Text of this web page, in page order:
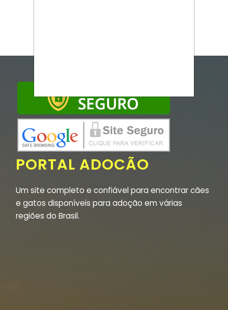
PORTAL ADOCÃO
Um site completo e confiável para encontrar cães
e gatos disponíveis para adoção em várias
regiões do Brasil.